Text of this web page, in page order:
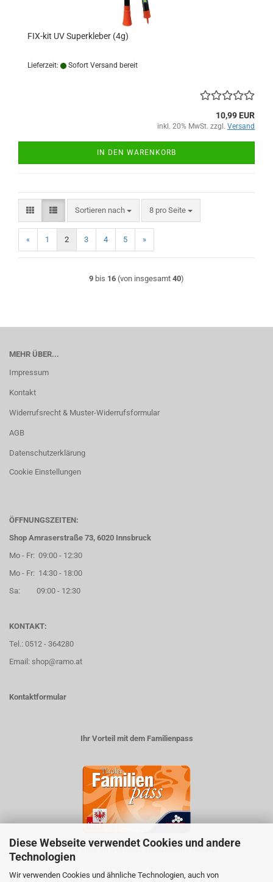
Diese Webseite verwendet Cookies und andere
Technologien
Wir verwenden Cookies und ähnliche Technologien, auch von
FIX-kit UV Superkleber (4g)
Lieferzeit: Sofort Versand bereit
10,99 EUR
inkl. 20% MwSt. zzgl. Versand
IN DEN WARENKORB
Sortieren nach
Sortieren nach 8 pro Seite
pro Seite
« 1 2 3 4 5 »
9 bis 16 (von insgesamt 40)
MEHR ÜBER...
Impressum
Kontakt
Widerrufsrecht & Muster-Widerrufsformular
AGB
Datenschutzerklärung
Cookie Einstellungen
ÖFFNUNGSZEITEN:
Shop Amraserstraße 73, 6020 Innsbruck
Mo - Fr: 09:00 - 12:30
Mo - Fr: 14:30 - 18:00
Sa: 09:00 - 12:30
KONTAKT:
Tel.: 0512 - 364280
Email: shop@ramo.at
Kontaktformular
Ihr Vorteil mit dem Familienpass
5% auf viele im Geschäft erhältlichen Produkte